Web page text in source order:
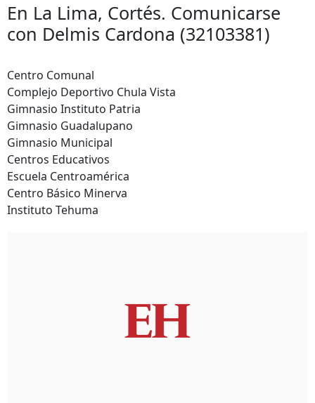
En La Lima, Cortés. Comunicarse
con Delmis Cardona (32103381)
Centro Comunal
Complejo Deportivo Chula Vista
Gimnasio Instituto Patria
Gimnasio Guadalupano
Gimnasio Municipal
Centros Educativos
Escuela Centroamérica
Centro Básico Minerva
Instituto Tehuma